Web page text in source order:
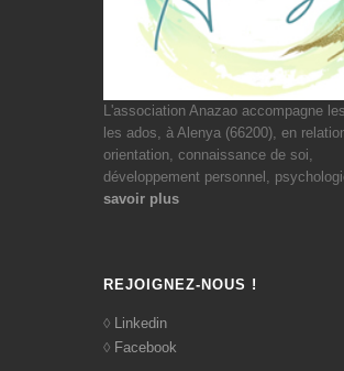
L'association Anazao accompagne
les ados, à Alenya (66200), en
orientation, connaissance de soi,
développement personnel,
savoir plus
REJOIGNEZ-NOUS !
Linkedin
Facebook